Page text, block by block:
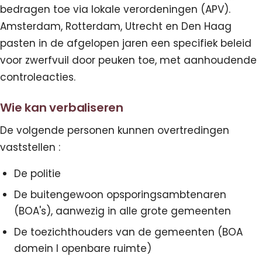
bedragen toe via lokale verordeningen (APV).
Amsterdam, Rotterdam, Utrecht en Den Haag
pasten in de afgelopen jaren een specifiek beleid
voor zwerfvuil door peuken toe, met aanhoudende
controleacties.
Wie kan verbaliseren
De volgende personen kunnen overtredingen
vaststellen :
De politie
De buitengewoon opsporingsambtenaren
(BOA's), aanwezig in alle grote gemeenten
De toezichthouders van de gemeenten (BOA
domein I openbare ruimte)